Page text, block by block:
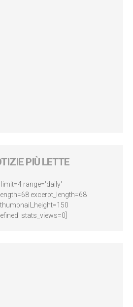
PIÙ LETTE
range='daily'
excerpt_length=68
stats_views=0]